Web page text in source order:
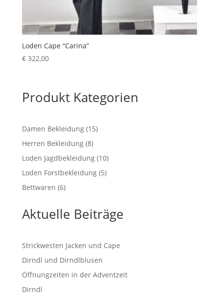
Loden Cape “Carina”
€322,00
Produkt Kategorien
Damen Bekleidung 1515
Herren Bekleidung 88
Produkte
Loden Jagdbekleidung 1010
Loden Forstbekleidung 55
Bettwaren 66
Aktuelle Beiträge
Strickwesten Jacken und Cape
Dirndl und Dirndlblusen
Öffnungzeiten in der Adventzeit
Dirndl